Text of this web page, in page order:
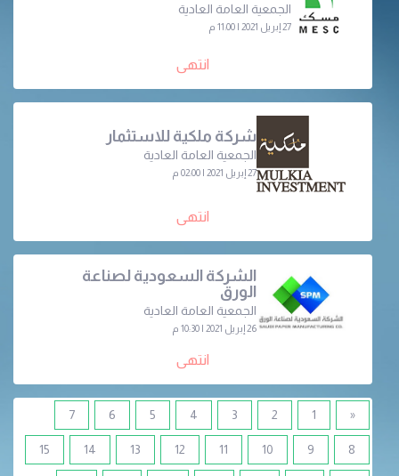
الجمعية العامة العادية
27 إبريل 2021 | 11:00 م
انتهى
شركة ملكية للاستثمار
الجمعية العامة العادية
27 إبريل 2021 | 02:00 م
انتهى
الشركة السعودية لصناعة
الورق
الجمعية العامة العادية
26 إبريل 2021 | 10:30 م
انتهى
«
1
2
3
4
5
6
7
8
9
10
11
12
13
14
15